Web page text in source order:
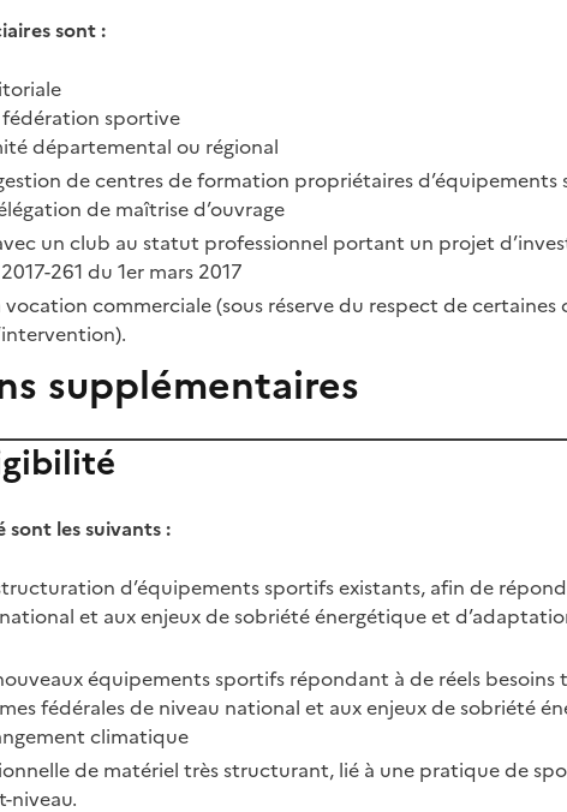
sont :
sportive
départemental ou régional
de centres de formation propriétaires d’équipements
de maîtrise d’ouvrage
un club au statut professionnel portant un projet
261 du 1er mars 2017
vocation commerciale (sous réserve du respect de certaines
supplémentaires
sont les suivants :
d’équipements sportifs existants, afin de
et aux enjeux de sobriété énergétique et
équipements sportifs répondant à de réels besoins
fédérales de niveau national et aux enjeux de sobriété
climatique
de matériel très structurant, lié à une pratique de
niveau.